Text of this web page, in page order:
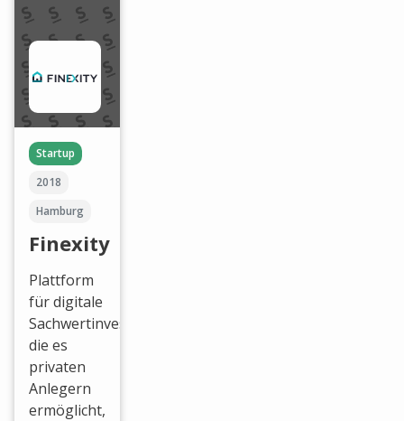
Startup
2018
Hamburg
Finexity
Plattform
für digitale
Sachwertinvestitionen,
die es
privaten
Anlegern
ermöglicht,